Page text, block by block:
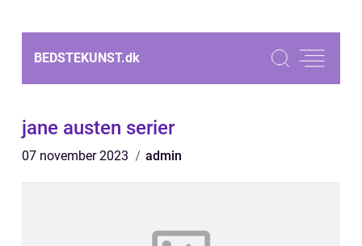
BEDSTEKUNST.dk
jane austen serier
07 november 2023 admin